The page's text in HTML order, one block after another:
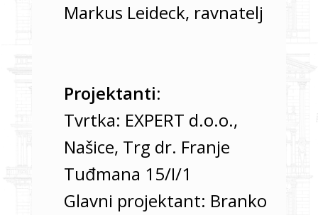
Markus Leideck, ravnatelj
Projektanti:
Tvrtka: EXPERT d.o.o.,
Našice, Trg dr. Franje
Tuđmana 15/I/1
Glavni projektant: Branko